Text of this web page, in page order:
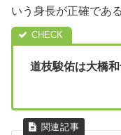
いう身長が正確であ
道枝駿佑は大橋